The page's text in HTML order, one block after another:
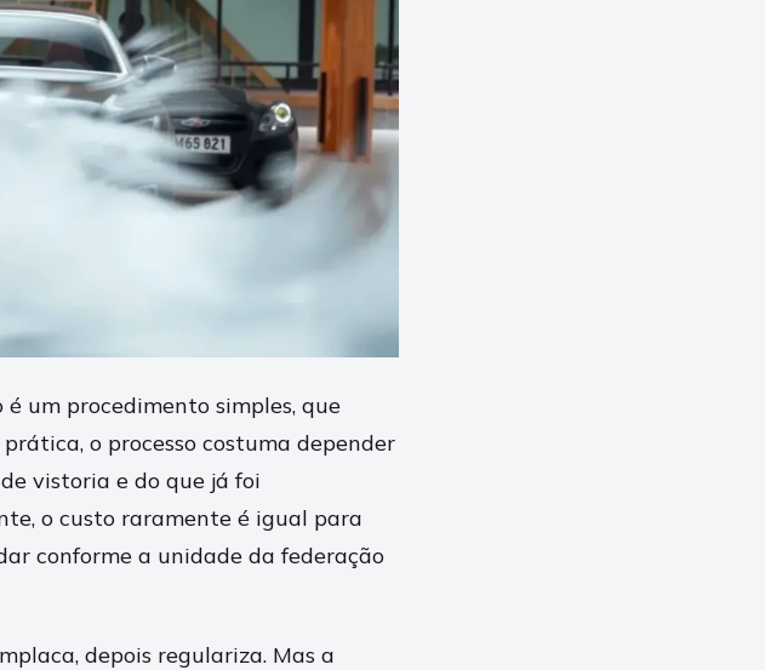
um procedimento simples, que
o processo costuma depender
vistoria e do que já foi
o custo raramente é igual para
conforme a unidade da federação
depois regulariza. Mas a